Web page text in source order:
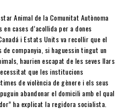
Animal de la Comunitat Autònoma
cases d’acollida per a dones
i Estats Units va recollir que el
companyia, si haguessin tingut un
haurien escapat de les seves llars
que les institucions
de violència de gènere i els seus
abandonar el domicili amb el qual
ha explicat la regidora socialista.